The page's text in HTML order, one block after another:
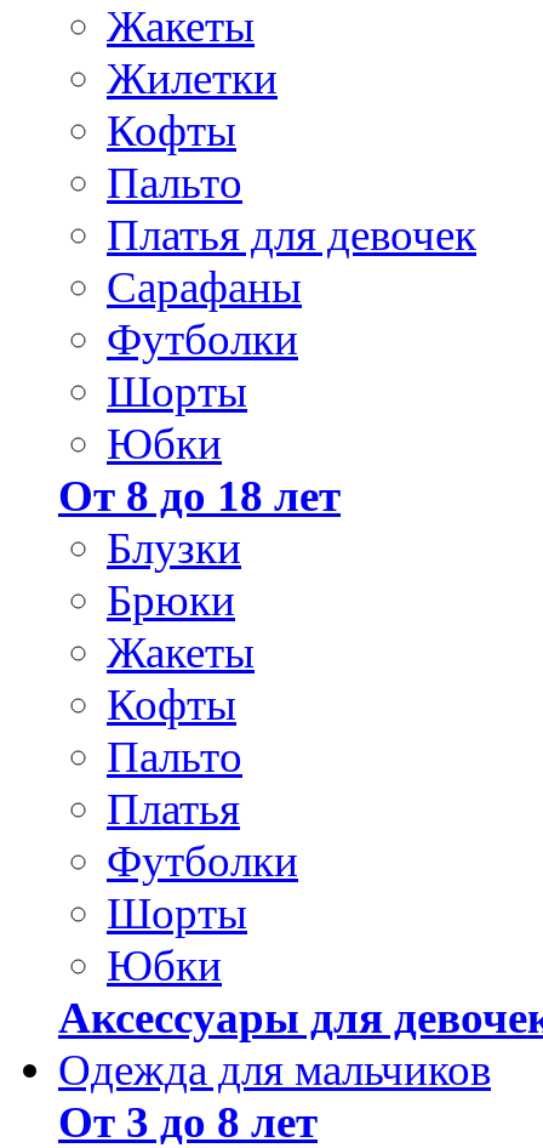
Жакеты
Жилетки
Кофты
Пальто
Платья для девочек
Сарафаны
Футболки
Шорты
Юбки
От 8 до 18 лет
Блузки
Брюки
Жакеты
Кофты
Пальто
Платья
Футболки
Шорты
Юбки
Аксессуары для
Одежда для мальчиков
От 3 до 8 лет